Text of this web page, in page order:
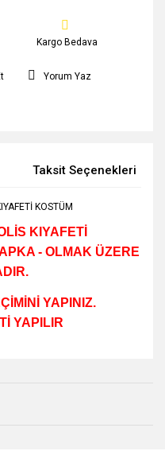
Kargo Bedava
Yorum Yaz
Taksit Seçenekleri
KOSTÜM
KIYAFETİ
- OLMAK ÜZERE
YAPINIZ.
YAPILIR